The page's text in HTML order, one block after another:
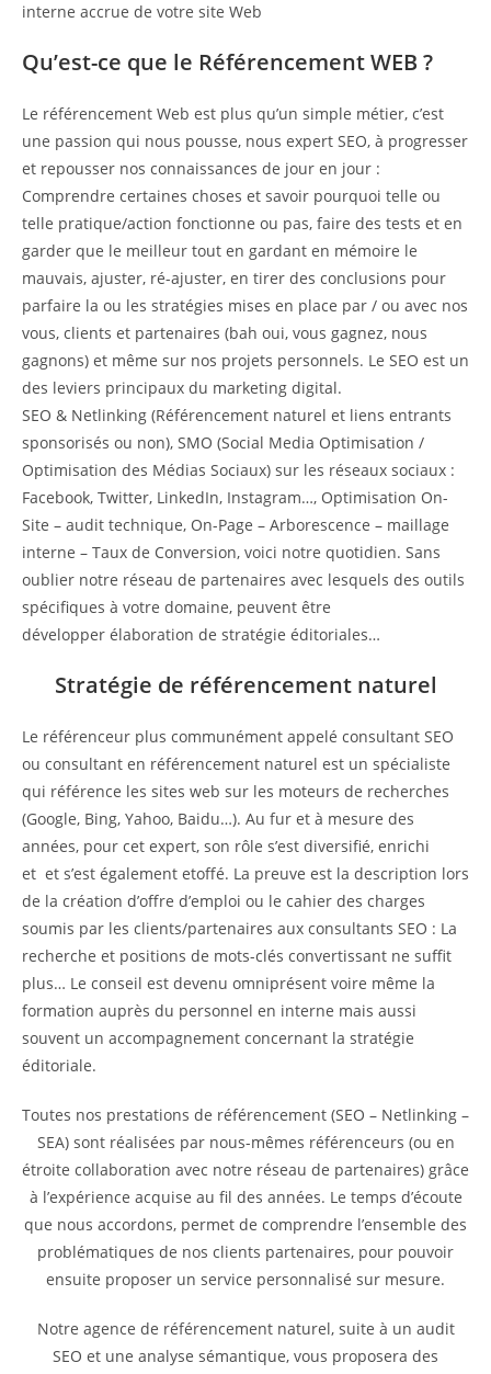
interne accrue de votre site Web
Qu’est-ce que le Référencement WEB ?
Le référencement Web est plus qu’un simple métier, c’est
une passion qui nous pousse, nous expert SEO, à progresser
et repousser nos connaissances de jour en jour :
Comprendre certaines choses et savoir pourquoi telle ou
telle pratique/action fonctionne ou pas, faire des tests et en
garder que le meilleur tout en gardant en mémoire le
mauvais, ajuster, ré-ajuster, en tirer des conclusions pour
parfaire la ou les stratégies mises en place par / ou avec nos
vous, clients et partenaires (bah oui, vous gagnez, nous
gagnons) et même sur nos projets personnels. Le SEO est un
des leviers principaux du marketing digital.
SEO & Netlinking (Référencement naturel et liens entrants
sponsorisés ou non), SMO (Social Media Optimisation /
Optimisation des Médias Sociaux) sur les réseaux sociaux :
Facebook, Twitter, LinkedIn, Instagram…, Optimisation On-
Site – audit technique, On-Page – Arborescence – maillage
interne – Taux de Conversion, voici notre quotidien. Sans
oublier notre réseau de partenaires avec lesquels des outils
spécifiques à votre domaine, peuvent être
développer élaboration de stratégie éditoriales…
Stratégie de référencement naturel
Le référenceur plus communément appelé consultant SEO
ou consultant en référencement naturel est un spécialiste
qui référence les sites web sur les moteurs de recherches
(Google, Bing, Yahoo, Baidu…). Au fur et à mesure des
années, pour cet expert, son rôle s’est diversifié, enrichi
et et s’est également etoffé. La preuve est la description lors
de la création d’offre d’emploi ou le cahier des charges
soumis par les clients/partenaires aux consultants SEO : La
recherche et positions de mots-clés convertissant ne suffit
plus… Le conseil est devenu omniprésent voire même la
formation auprès du personnel en interne mais aussi
souvent un accompagnement concernant la stratégie
éditoriale.
Toutes nos prestations de référencement (SEO – Netlinking –
SEA) sont réalisées par nous-mêmes référenceurs (ou en
étroite collaboration avec notre réseau de partenaires) grâce
à l’expérience acquise au fil des années. Le temps d’écoute
que nous accordons, permet de comprendre l’ensemble des
problématiques de nos clients partenaires, pour pouvoir
ensuite proposer un service personnalisé sur mesure.
Notre agence de référencement naturel, suite à un audit
SEO et une analyse sémantique, vous proposera des